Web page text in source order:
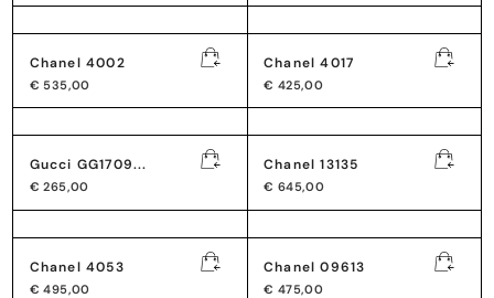
Chanel 4002
€ 535,00
Chanel 4017
€ 425,00
Gucci GG1709...
€ 265,00
Chanel 13135
€ 645,00
Chanel 4053
€ 495,00
Chanel 09613
€ 475,00